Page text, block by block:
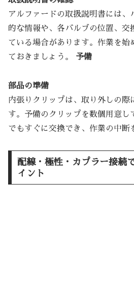
アルファードの取扱説明書には、
的な情報や、各バルブの位置、交
ている場合があります。作業を始
ておきましょう。 予備
部品の準備
内張りクリップは、取り外しの際
す。予備のクリップを数個用意し
でもすぐに交換でき、作業の中断
配線・極性・カプラー接続
イント